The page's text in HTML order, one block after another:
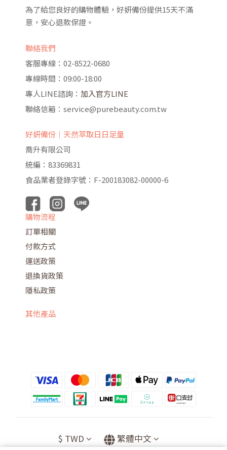
為了給您良好的購物體驗，好妍備份提供15天不滿
意，安心退款保證。
聯絡我們
客服專線：02-8522-0680
專線時間：09:00-18:00
專人LINE諮詢： 加入官方LINE
聯絡信箱：service@purebeauty.com.tw
好妍備份｜天然萃取日日足量
喬升有限公司
統編：83369831
食品業者登錄字號：F-200183082-00000-6
購物流程
訂單相關
付款方式
運送政策
退換貨政策
隱私政策
其他產品
$ TWD 繁體中文